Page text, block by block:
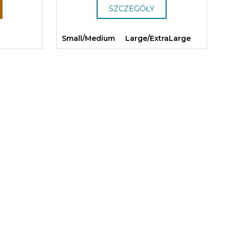
SZCZEGÓŁY
Small/Medium Large/ExtraLarge